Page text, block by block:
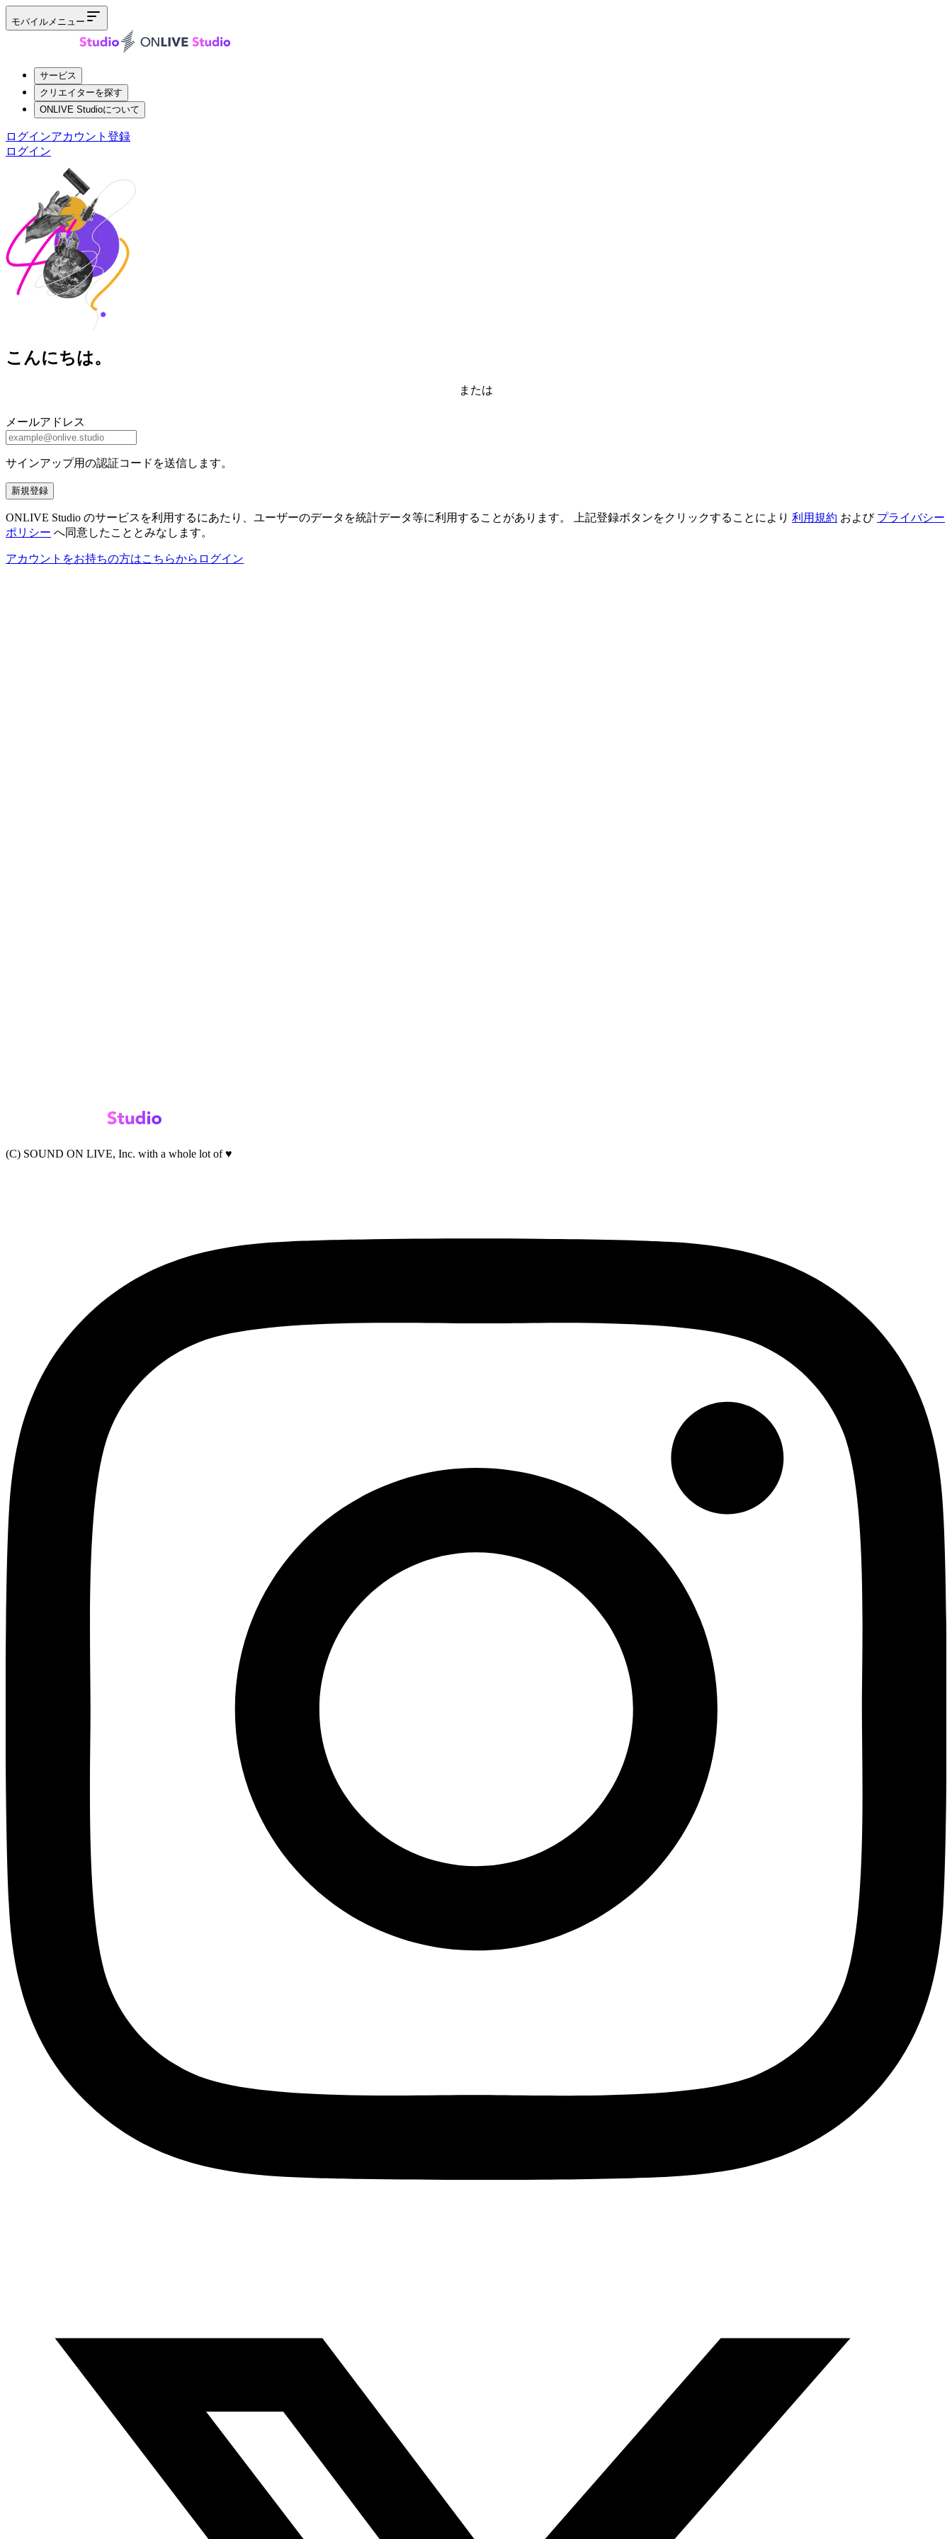
モバイルメニュー
サービス
クリエイターを探す
ONLIVE Studioについて
ログインアカウント登録
ログイン
こんにちは。
または
メールアドレス
サインアップ用の認証コードを送信します。
新規登録
ONLIVE Studio のサービスを利用するにあたり、ユーザーのデータを統計データ等に利用することがあります。 上記登録ボタンをクリックすることにより 利用規約 および プライバシー
ポリシー へ同意したこととみなします。
アカウントをお持ちの方はこちらからログイン
(C) SOUND ON LIVE, Inc. with a whole lot of ♥